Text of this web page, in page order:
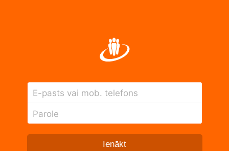
E-pasts vai mob. telefons
Parole
Ienākt